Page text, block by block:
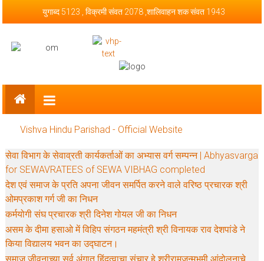
युगाब्द 5123 , विक्रमी संवत 2078 ,शालिवाहन शक संवत 1943
Vishva Hindu Parishad – Official
Website
Vishva Hindu Parishad - Official Website
सेवा विभाग के सेवाव्रती कार्यकर्ताओं का अभ्यास वर्ग सम्पन्न | Abhyasvarga
for SEWAVRATEES of SEWA VIBHAG completed
देश एवं समाज के प्रति अपना जीवन समर्पित करने वाले वरिष्ठ प्रचारक श्री
ओमप्रकाश गर्ग जी का निधन
कर्मयोगी संघ प्रचारक श्री दिनेश गोयल जी का निधन
असम के दीमा हसाओ में विहिप संगठन महमंत्री श्री विनायक राव देशपांडे ने
किया विद्यालय भवन का उद्घाटन।